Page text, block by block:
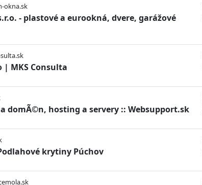
okna.sk
- plastové a eurookná, dvere, garážové
| MKS Consulta
domÃ©n, hosting a servery :: Websupport.sk
krytiny Púchov